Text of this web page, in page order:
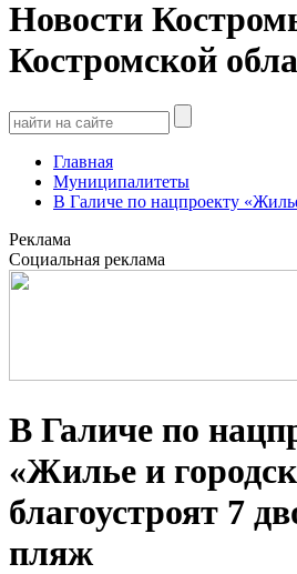
Новости
Костромской
Главная
Муниципалитеты
В Галиче по нацпроекту
Реклама
Социальная реклама
В Галиче по
«Жилье и
благоустроят 7
пляж